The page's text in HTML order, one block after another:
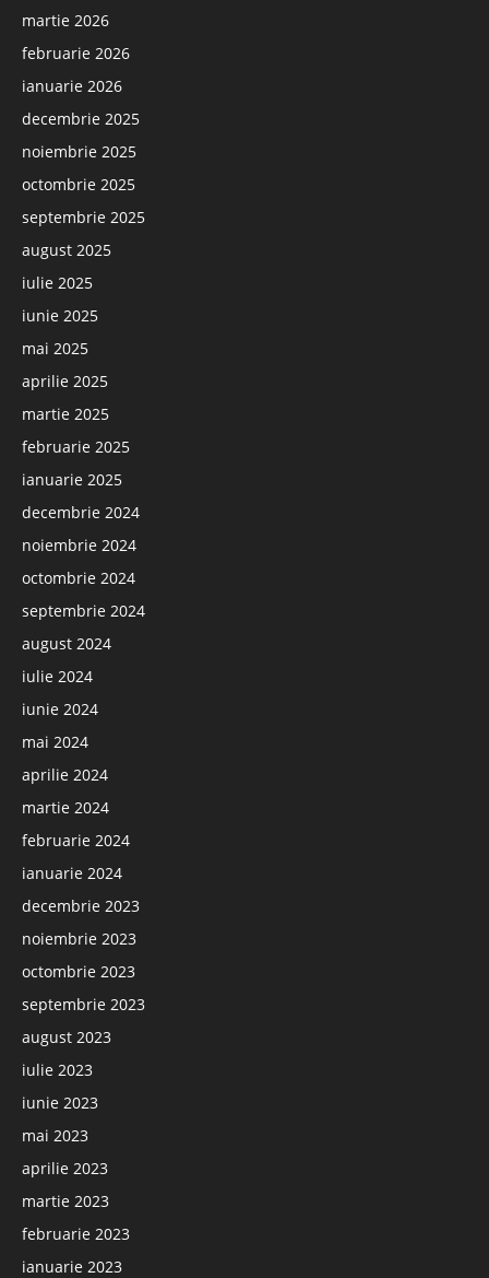
martie 2026
februarie 2026
ianuarie 2026
decembrie 2025
noiembrie 2025
octombrie 2025
septembrie 2025
august 2025
iulie 2025
iunie 2025
mai 2025
aprilie 2025
martie 2025
februarie 2025
ianuarie 2025
decembrie 2024
noiembrie 2024
octombrie 2024
septembrie 2024
august 2024
iulie 2024
iunie 2024
mai 2024
aprilie 2024
martie 2024
februarie 2024
ianuarie 2024
decembrie 2023
noiembrie 2023
octombrie 2023
septembrie 2023
august 2023
iulie 2023
iunie 2023
mai 2023
aprilie 2023
martie 2023
februarie 2023
ianuarie 2023